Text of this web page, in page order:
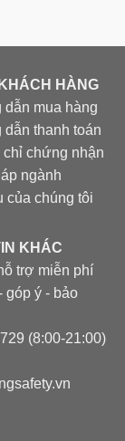
HÀNG
dẫn mua hàng
dẫn thanh toán
chứng nhận
ngành
của chúng tôi
KHÁC
trợ miễn phí
góp ý - bảo
(8:00-21:00)